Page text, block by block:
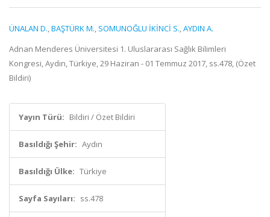
ÜNALAN D.,BAŞTÜRK M., SOMUNOĞLU İKİNCİ S.,AYDIN A.
Adnan Menderes Üniversitesi 1. Uluslararası Sağlık Bilimleri
Kongresi, Aydın, Türkiye, 29 Haziran - 01 Temmuz 2017, ss.478, (Özet
Bildiri)
Yayın Türü: Bildiri / Özet Bildiri
Basıldığı Şehir: Aydın
Basıldığı Ülke: Türkiye
Sayfa Sayıları: ss.478